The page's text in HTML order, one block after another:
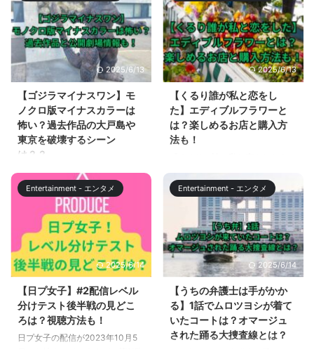
2025/6/13
【ゴジラマイナスワン】モ
ノクロ版マイナスカラーは
怖い？過去作品の大戸島や
東京を破壊するシーン
は？？
ゴジラマイナスワンのモノクロ版
の公開が発表されました。 2023
年12月17日までの45日間で、 観
客動員数287万人、興行収入44.2
億円のヒット作となっているゴジ
ラマイナスワン。 ゴジラマイナ
スワンで登場するゴジラの迫力は
凄まじいものがありますが、さら
にモノクロ版、ゴジラマイナスワ
ン／マイナスカラーが2024年1月
12日から全国の劇場で公開されま
す。 この記事ではゴジラマイナ
スワン／マイナスカラーについて
2025/6/13
【くるり誰が私と恋をし
た】エディブルフラワーと
は？楽しめるお店と購入方
法も！
～』9話が、TBS系で2024年6月
4日に放送されました。 めるるこ
と生見愛瑠さんが、ゴールデンプ
ライム時間帯の連続ドラマ単独初
主演の作品ということで話題にな
っているこの作品ですが、9話で
は生見愛瑠さんが演じるまことの
記憶が戻り、どのようなラストシ
ーンが待っているのか楽しみで
す。 また、9話で公太郎がまこと
に送るために仕入れたエディブル
フラワー。少し甘いと言ったまこ
とに公太郎がキスをするシーンは
Entertainment - エンタメ
2025/6/14
【日プ女子】#2配信レベル
分けテスト後半戦の見どこ
ろは？視聴方法も！
日プ女子の配信が2023年10月5
Entertainment - エンタメ
2025/6/14
【うちの弁護士は手がかか
る】1話でムロツヨシが着て
いたコートは？オマージュ
された踊る大捜査線とは？